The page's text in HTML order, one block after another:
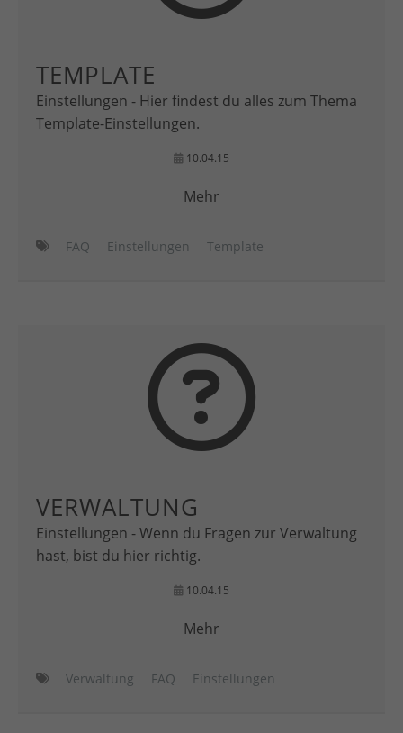
TEMPLATE
Einstellungen - Hier findest du alles zum Thema
Template-Einstellungen.
10.04.15
Mehr
FAQ Einstellungen Template
VERWALTUNG
Einstellungen - Wenn du Fragen zur Verwaltung
hast, bist du hier richtig.
10.04.15
Mehr
Verwaltung FAQ Einstellungen